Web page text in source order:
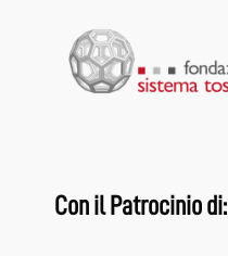
Con il Patrocinio di: